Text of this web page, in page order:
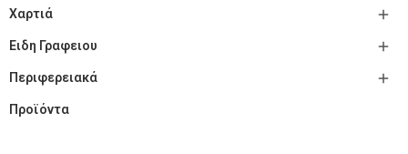
Χαρτιά 
Ειδη Γραφειου 
Περιφερειακά 
Προϊόντα